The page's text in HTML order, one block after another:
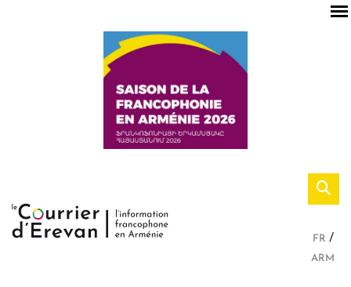
FR
ARM